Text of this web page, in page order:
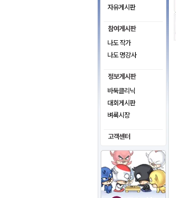
자유게시판
나도 작가
나도 명강사
바둑클리닉
대회게시판
벼룩시장